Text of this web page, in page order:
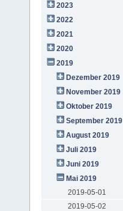
2023
2022
2021
2020
2019
Dezember 2019
November 2019
Oktober 2019
September 2019
August 2019
Juli 2019
Juni 2019
Mai 2019
2019-05-01
2019-05-02